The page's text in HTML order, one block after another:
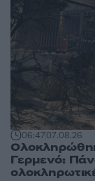
06:4707.08.26
Γερμενό: